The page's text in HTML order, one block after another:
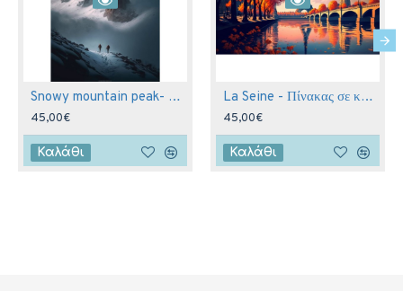
Snowy mountain peak- Πίνακας σε καμβά
45,00€
Καλάθι
La Seine - Πίνακας σε καμβά
45,00€
Καλάθι